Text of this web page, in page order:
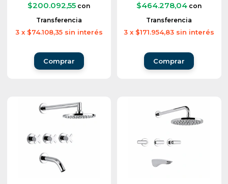
$200.092,55 con
Transferencia
3 x $74.108,35 sin interés
$464.278,04 con
Transferencia
3 x $171.954,83 sin interés